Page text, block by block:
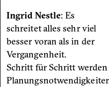
Ingrid Nestle: Es
schreitet alles sehr viel
besser voran als in der
Vergangenheit.
Schritt für Schritt